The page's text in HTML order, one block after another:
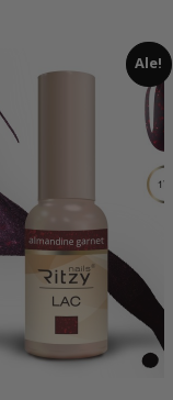
Ale!